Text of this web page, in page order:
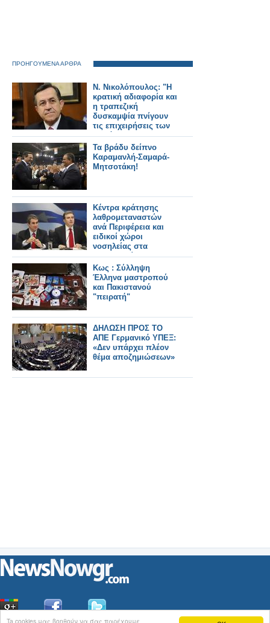
Ta cookies μας βοηθούν να σας παρέχουμε
ΠΡΟΗΓΟΥΜΕΝΑ ΑΡΘΡΑ
Ν. Νικολόπουλος: "Η
κρατική αδιαφορία και
η τραπεζική
δυσκαμψία πνίγουν
τις επιχειρήσεις των
πυρόπληκτων
Νομών"
Τα βράδυ δείπνο
Καραμανλή-Σαμαρά-
Μητσοτάκη!
Κέντρα κράτησης
λαθρομεταναστών
ανά Περιφέρεια και
ειδικοί χώροι
νοσηλείας στα
Νοσοκομεία
Κως : Σύλληψη
Έλληνα μαστροπού
και Πακιστανού
"πειρατή"
ΔΗΛΩΣΗ ΠΡΟΣ ΤΟ
ΑΠΕ Γερμανικό ΥΠΕΞ:
«Δεν υπάρχει πλέον
θέμα αποζημιώσεων»